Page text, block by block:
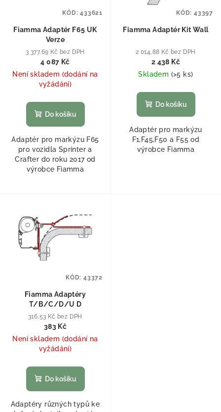
Fiamma Adaptér F65 UK
Verze
3 377,69 Kč bez DPH
4 087 Kč
Není skladem (dodání na
vyžádání)
Do košíku
Adaptér pro markýzu F65
pro vozidla Sprinter a
Crafter do roku 2017 od
výrobce Fiamma
KÓD:433621
Fiamma Adaptér Kit Wall
2 014,88 Kč bez DPH
2 438 Kč
Skladem (>5 ks)
Do košíku
Adaptér pro markýzu
F1,F45,F50 a F55 od
výrobce Fiamma
KÓD: 43397
Fiamma Adaptéry
T/B/C/D/U D
316,53 Kč bez DPH
383 Kč
Není skladem (dodání na
vyžádání)
Do košíku
Adaptéry různých typů ke
KÓD: 43372